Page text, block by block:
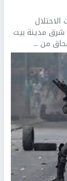
شرق مدينة بيت
من ...